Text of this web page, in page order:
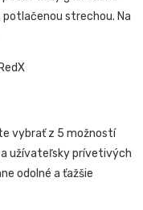
strechou. Na
vybrať z 5 možností
užívateľsky prívetivých
odolné a ťažšie